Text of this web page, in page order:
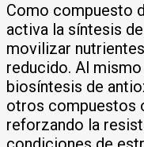
Como compuesto
activa la síntesis
movilizar
reducido. Al
biosíntesis de
otros compuestos
reforzando la